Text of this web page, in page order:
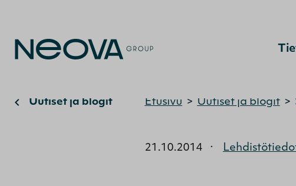
Uutiset ja blogit Etusivu > Uutiset ja blogit >
21.10.2014 ·